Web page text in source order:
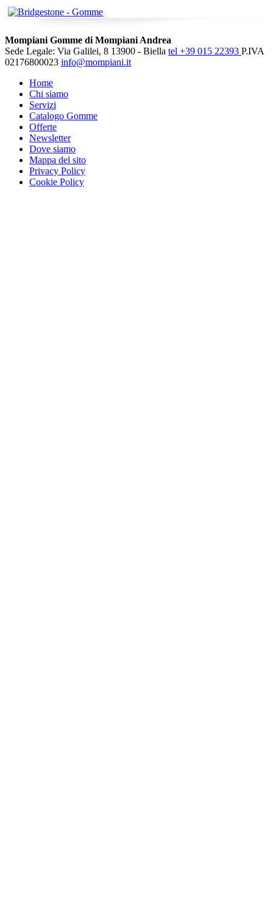
Mompiani Gomme di Mompiani Andrea
Sede Legale: Via Galilei, 8 13900 - Biella tel +39 015 22393 P.IVA
02176800023 info@mompiani.it
Home
Chi siamo
Servizi
Catalogo Gomme
Offerte
Newsletter
Dove siamo
Mappa del sito
Privacy Policy
Cookie Policy